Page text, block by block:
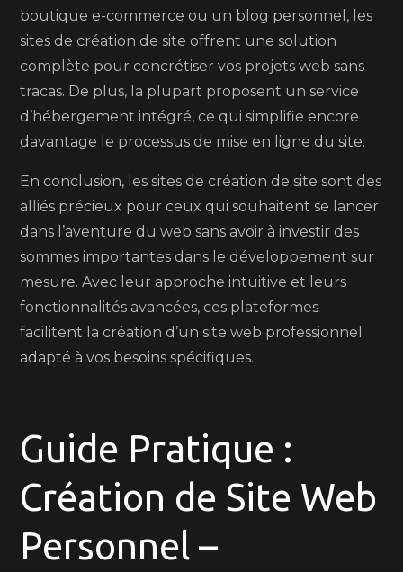
boutique e-commerce ou un blog personnel, les
sites de création de site offrent une solution
complète pour concrétiser vos projets web sans
tracas. De plus, la plupart proposent un service
d’hébergement intégré, ce qui simplifie encore
davantage le processus de mise en ligne du site.
En conclusion, les sites de création de site sont des
alliés précieux pour ceux qui souhaitent se lancer
dans l’aventure du web sans avoir à investir des
sommes importantes dans le développement sur
mesure. Avec leur approche intuitive et leurs
fonctionnalités avancées, ces plateformes
facilitent la création d’un site web professionnel
adapté à vos besoins spécifiques.
Guide Pratique :
Création de Site Web
Personnel –